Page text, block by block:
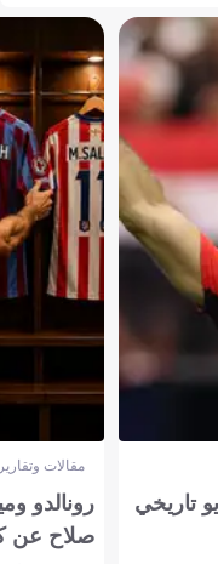
تاريخي
مقالات
رونالدو
صلاح عن